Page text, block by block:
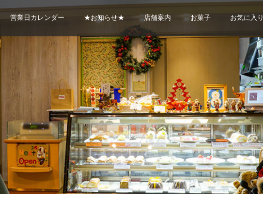
営業日カレンダー ★お知らせ★ 店舗案内 お菓子 お気に入り